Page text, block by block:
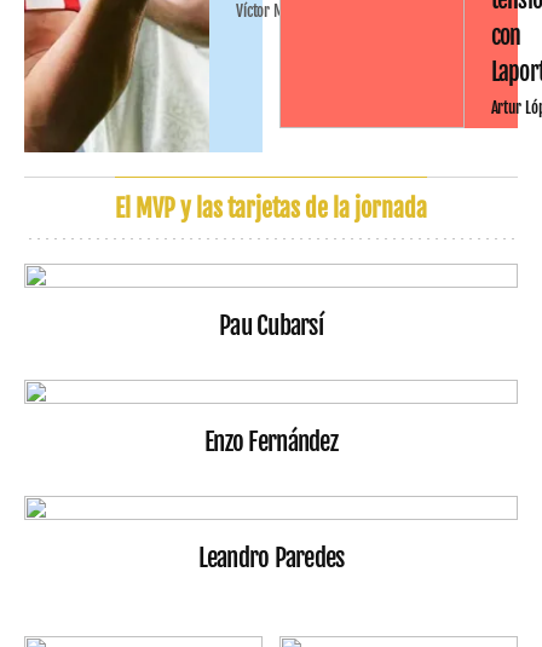
Víctor Malo
con
Artur
El MVP y las tarjetas de la jornada
Pau Cubarsí
Enzo Fernández
Leandro Paredes